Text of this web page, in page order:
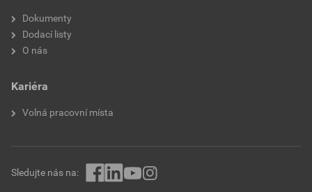
Dokumenty
Dodací listy
O nás
Kariéra
Volná pracovní místa
Sledujte nás na: